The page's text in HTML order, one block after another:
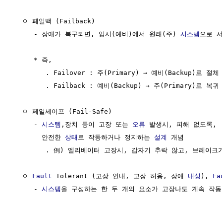
  ㅇ 페일백 (Failback)
     - 장애가 복구되면, 임시(예비)에서 원래(주)
시스템 으로
     * 즉,
        . Failover : 주(Primary) → 예비(Backup)로 절체
        . Failback : 예비(Backup) → 주(Primary)로 복귀
  ㅇ 페일세이프 (Fail-Safe)
     -
시스템 ,장치 등이 고장 또는 오류 발생시, 피해 없도록,
       안전한
상태 로 작동하거나 정지하는 설계
개념
. 例) 엘리베이터 고장시, 갑자기 추락 않고, 브레이크
  ㅇ
Fault Tolerant (고장 인내, 고장 허용, 장애 내성 ),
     -
시스템 을 구성하는 한 두 개의 요소가 고장나도 계속 작